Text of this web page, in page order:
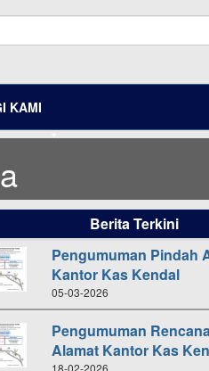
KAMI
Berita Terkini
Pengumuman Pindah
Kantor Kas Kendal
05-03-2026
Pengumuman
Alamat Kantor Kas
18-02-2026